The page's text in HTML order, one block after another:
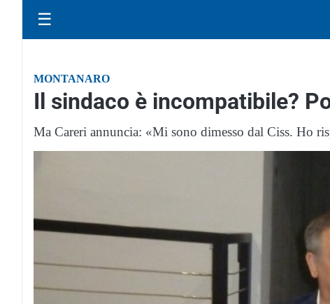
☰
MONTANARO
Il sindaco è incompatibile?
Ma Careri annuncia: «Mi sono dimesso dal Ciss. Ho